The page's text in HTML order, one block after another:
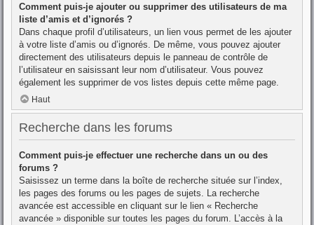
Comment puis-je ajouter ou supprimer des utilisateurs de ma
liste d’amis et d’ignorés ?
Dans chaque profil d’utilisateurs, un lien vous permet de les ajouter
à votre liste d’amis ou d’ignorés. De même, vous pouvez ajouter
directement des utilisateurs depuis le panneau de contrôle de
l’utilisateur en saisissant leur nom d’utilisateur. Vous pouvez
également les supprimer de vos listes depuis cette même page.
Haut
Recherche dans les forums
Comment puis-je effectuer une recherche dans un ou des
forums ?
Saisissez un terme dans la boîte de recherche située sur l’index,
les pages des forums ou les pages de sujets. La recherche
avancée est accessible en cliquant sur le lien « Recherche
avancée » disponible sur toutes les pages du forum. L’accès à la